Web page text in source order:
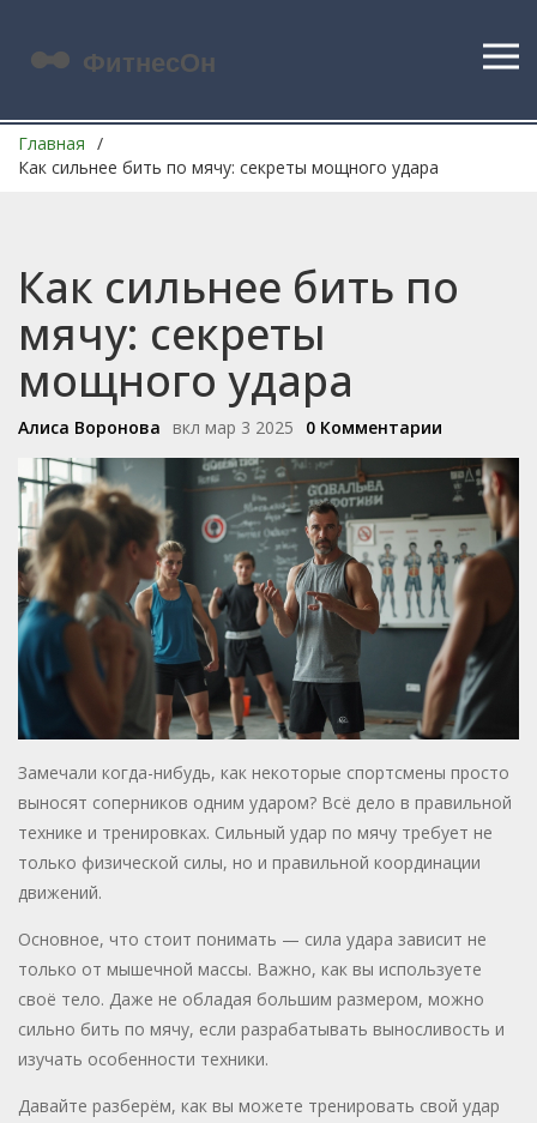
Главная
Как сильнее бить по мячу: секреты мощного удара
Как сильнее бить по
мячу: секреты
мощного удара
Алиса Воронова вкл мар 3 2025 0 Комментарии
Замечали когда-нибудь, как некоторые спортсмены просто
выносят соперников одним ударом? Всё дело в правильной
технике и тренировках. Сильный удар по мячу требует не
только физической силы, но и правильной координации
движений.
Основное, что стоит понимать — сила удара зависит не
только от мышечной массы. Важно, как вы используете
своё тело. Даже не обладая большим размером, можно
сильно бить по мячу, если разрабатывать выносливость и
изучать особенности техники.
Давайте разберём, как вы можете тренировать свой удар